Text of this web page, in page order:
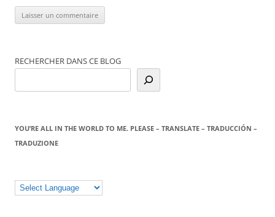
RECHERCHER DANS CE BLOG
YOU’RE ALL IN THE WORLD TO ME. PLEASE – TRANSLATE – TRADUCCIÓN –
TRADUZIONE